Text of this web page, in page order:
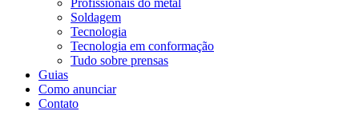
Profissionais do metal
Soldagem
Tecnologia
Tecnologia em conformação
Tudo sobre prensas
Guias
Como anunciar
Contato